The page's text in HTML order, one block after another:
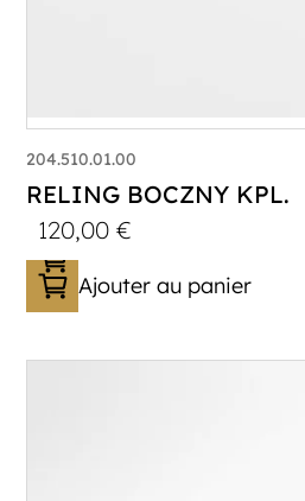
204.510.01.00
RELING BOCZNY KPL.
120,00€
Ajouter au panier